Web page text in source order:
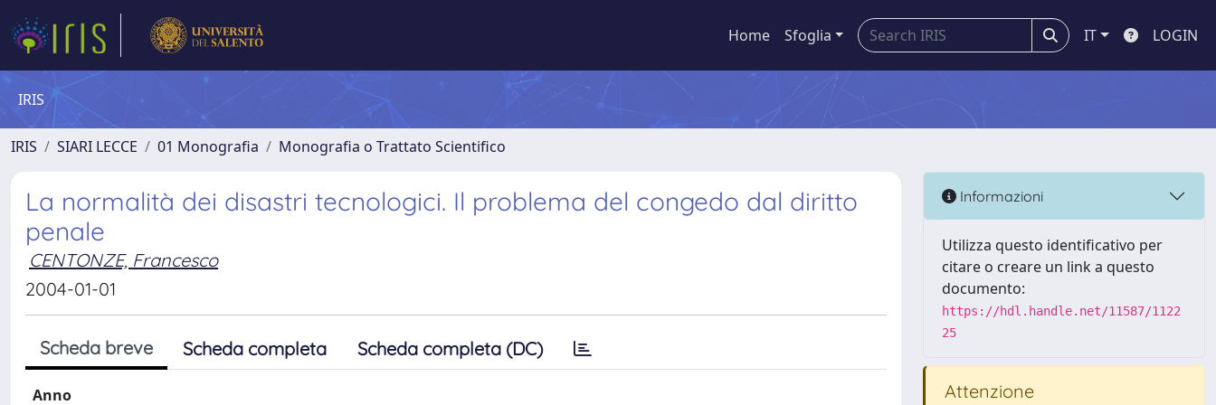
Home Sfoglia IT LOGIN
IRIS
IRIS SIARI LECCE 01 Monografia Monografia o Trattato Scientifico
La normalità dei disastri tecnologici. Il problema del congedo dal diritto
penale
CENTONZE, Francesco
2004-01-01
Scheda breve Scheda completa Scheda completa (DC)
Anno
Informazioni
Utilizza questo identificativo per
citare o creare un link a questo
documento:
https://hdl.handle.net/11587/1122
25
Attenzione